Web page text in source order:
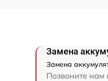
Замена
Замена
Позвоните нам